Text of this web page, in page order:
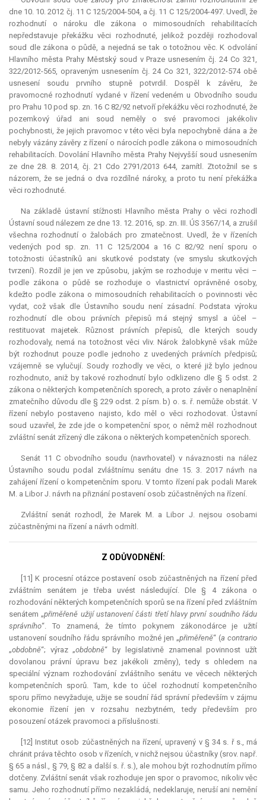
dne 10. 10. 2012 čj. 11 C 125/2004-504, a čj. 11 C 125/2004-497. Uvedl, že
rozhodnutí o nároku dle zákona o mimosoudních rehabilitacích
nepředstavuje překážku věci rozhodnuté, jelikož později rozhodoval
soud dle zákona o půdě, a nejedná se tak o totožnou věc. K odvolání
Hlavního města Prahy Městský soud v Praze usnesením čj. 24 Co 321,
322/2012-565, opraveným usnesením čj. 24 Co 321, 322/2012-574 obě
usnesení soudu prvního stupně potvrdil. Dospěl k závěru, že
pravomocné rozhodnutí vydané v řízení vedeném u Obvodního soudu
pro Prahu 10 pod sp. zn. 16 C 82/92 netvoří překážku věci rozhodnuté, že
pozemkový úřad ani soud neměly o své pravomoci jakékoliv
pochybnosti, že jejich pravomoc v této věci byla nepochybně dána a že
nebyly vázány závěry z řízení o nárocích podle zákona o mimosoudních
rehabilitacích. Dovolání Hlavního města Prahy Nejvyšší soud usnesením
ze dne 28. 8. 2014, čj. 21 Cdo 2791/2013 644, zamítl. Ztotožnil se s
názorem, že se jedná o dva rozdílné nároky, a proto tu není překážka
věci rozhodnuté.
Na základě ústavní stížnosti Hlavního města Prahy o věci rozhodl
Ústavní soud nálezem ze dne 13. 12. 2016, sp. zn. III. ÚS 3567/14, a zrušil
všechna rozhodnutí o žalobách pro zmatečnost. Uvedl, že v řízeních
vedených pod sp. zn. 11 C 125/2004 a 16 C 82/92 není sporu o
totožnosti účastníků ani skutkové podstaty (ve smyslu skutkových
tvrzení). Rozdíl je jen ve způsobu, jakým se rozhoduje v meritu věci –
podle zákona o půdě se rozhoduje o vlastnictví oprávněné osoby,
kdežto podle zákona o mimosoudních rehabilitacích o povinnosti věc
vydat, což však dle Ústavního soudu není zásadní. Podstata výroku
rozhodnutí dle obou právních přepisů má stejný smysl a účel –
restituovat majetek. Různost právních přepisů, dle kterých soudy
rozhodovaly, nemá na totožnost věci vliv. Nárok žalobkyně však může
být rozhodnut pouze podle jednoho z uvedených právních předpisů;
vzájemně se vylučují. Soudy rozhodly ve věci, o které již bylo jednou
rozhodnuto, aniž by takové rozhodnutí bylo odklizeno dle § 5 odst. 2
zákona o některých kompetenčních sporech, a proto závěr o nenaplnění
zmatečního důvodu dle § 229 odst. 2 písm. b) o. s. ř. nemůže obstát. V
řízení nebylo postaveno najisto, kdo měl o věci rozhodovat. Ústavní
soud uzavřel, že zde jde o kompetenční spor, o němž měl rozhodnout
zvláštní senát zřízený dle zákona o některých kompetenčních sporech.
Senát 11 C obvodního soudu (navrhovatel) v návaznosti na nález
Ústavního soudu podal zvláštnímu senátu dne 15. 3. 2017 návrh na
zahájení řízení o kompetenčním sporu. V tomto řízení pak podali Marek
M. a Libor J. návrh na přiznání postavení osob zúčastněných na řízení.
Zvláštní senát rozhodl, že Marek M. a Libor J. nejsou osobami
zúčastněnými na řízení a návrh odmítl.
Z ODŮVODNĚNÍ:
[11] K procesní otázce postavení osob zúčastněných na řízení před
zvláštním senátem je třeba uvést následující. Dle § 4 zákona o
rozhodování některých kompetenčních sporů se na řízení před zvláštním
senátem „přiměřeně užijí ustanovení části třetí hlavy první soudního řádu
správního“. To znamená, že tímto pokynem zákonodárce je užití
ustanovení soudního řádu správního možné jen „přiměřeně“ (a contrario
„obdobně“; výraz „obdobně“ by legislativně znamenal povinnost užít
dovolanou právní úpravu bez jakékoli změny), tedy s ohledem na
speciální význam rozhodování zvláštního senátu ve věcech některých
kompetenčních sporů. Tam, kde to účel rozhodnutí kompetenčního
sporu přímo nevyžaduje, užije se soudní řád správní především v zájmu
ekonomie řízení jen v rozsahu nezbytném, tedy především pro
posouzení otázek pravomoci a příslušnosti.
[12] Institut osob zúčastněných na řízení, upravený v § 34 s. ř s., má
chránit práva těchto osob v řízeních, v nichž nejsou účastníky (srov. např.
§ 65 a násl., § 79, § 82 a další s. ř. s.), ale mohou být rozhodnutím přímo
dotčeny. Zvláštní senát však rozhoduje jen spor o pravomoc, nikoliv věc
samu. Jeho rozhodnutí přímo nezakládá, nedeklaruje, neruší ani nemění